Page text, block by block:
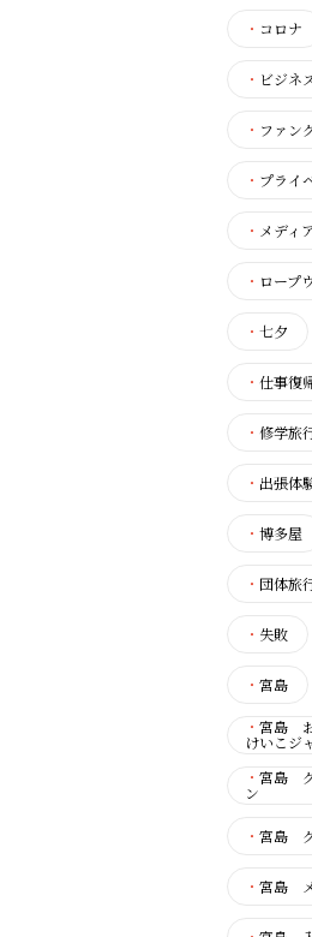
・ コロナ
・ ビジネ
・ ファン
・ プライ
・ メディ
・ ロープ
・ 七夕
・ 仕事復
・ 修学旅
・ 出張体
・ 博多屋
・ 団体旅
・ 失敗
・ 宮島
・ 宮島
けいこジ
・ 宮島
ン
・ 宮島
・ 宮島